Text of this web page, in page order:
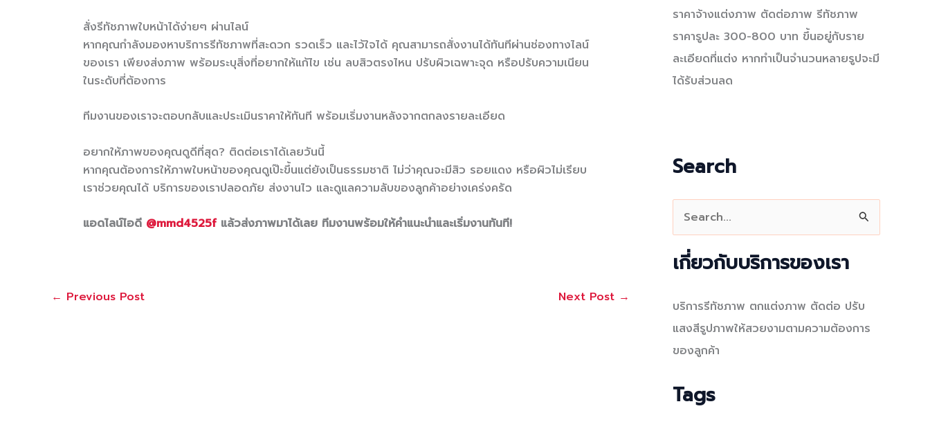
สั่งรีทัชภาพใบหน้าได้ง่ายๆ ผ่านไลน์
หากคุณกำลังมองหาบริการรีทัชภาพที่สะดวก รวดเร็ว และไว้ใจได้ คุณสามารถสั่งงานได้ทันทีผ่านช่องทางไลน์
ของเรา เพียงส่งภาพ พร้อมระบุสิ่งที่อยากให้แก้ไข เช่น ลบสิวตรงไหน ปรับผิวเฉพาะจุด หรือปรับความเนียน
ในระดับที่ต้องการ
ทีมงานของเราจะตอบกลับและประเมินราคาให้ทันที พร้อมเริ่มงานหลังจากตกลงรายละเอียด
อยากให้ภาพของคุณดูดีที่สุด? ติดต่อเราได้เลยวันนี้
หากคุณต้องการให้ภาพใบหน้าของคุณดูเป๊ะขึ้นแต่ยังเป็นธรรมชาติ ไม่ว่าคุณจะมีสิว รอยแดง หรือผิวไม่เรียบ
เราช่วยคุณได้ บริการของเราปลอดภัย ส่งงานไว และดูแลความลับของลูกค้าอย่างเคร่งครัด
แอดไลน์ไอดี @mmd4525fแล้วส่งภาพมาได้เลย ทีมงานพร้อมให้คำแนะนำและเริ่มงานทันที!
← Previous Post Next Post →
ราคาจ้างแต่งภาพ ตัดต่อภาพ รีทัชภาพ
ราคารูปละ 300-800 บาท ขึ้นอยู่กับราย
ละเอียดที่แต่ง หากทำเป็นจำนวนหลายรูปจะมี
ได้รับส่วนลด
Search
e
a
r
เกี่ยวกับบริการของเรา
บริการรีทัชภาพ ตกแต่งภาพ ตัดต่อ ปรับ
แสงสีรูปภาพให้สวยงามตามความต้องการ
ของลูกค้า
Tags